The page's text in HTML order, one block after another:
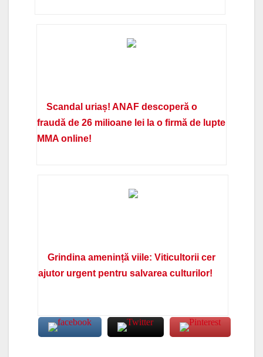
Scandal uriaș! ANAF descoperă o
fraudă de 26 milioane lei la o firmă de lupte
MMA online!
Grindina amenință viile: Viticultorii cer
ajutor urgent pentru salvarea culturilor!